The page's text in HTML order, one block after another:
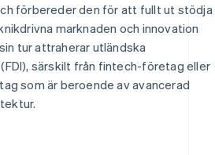
förbereder den för att fullt ut stödja
marknaden och innovation
tur attraherar utländska
särskilt från fintech-företag eller
som är beroende av avancerad